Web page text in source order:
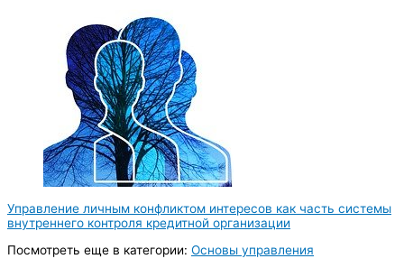
Управление личным конфликтом интересов как часть системы
внутреннего контроля кредитной организации
Посмотреть еще в категории: Основы управления